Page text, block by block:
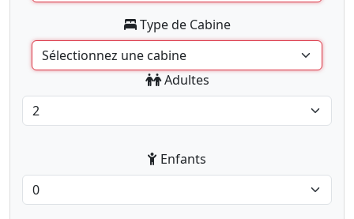
Type de Cabine
Adultes
Enfants